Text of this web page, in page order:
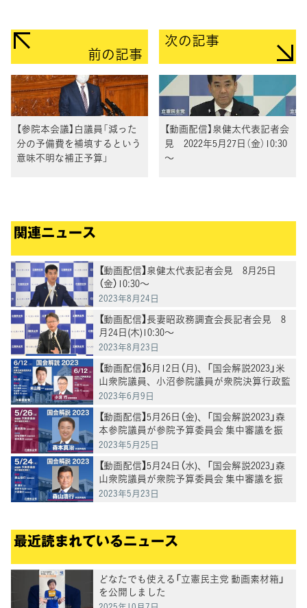
前の記事
【参院本会議】白議員「減った
分の予備費を補填するという
意味不明な補正予算」
次の記事
【動画配信】泉健太代表記者会
見 2022年5月27日（金）10:30
～
関連ニュース
【動画配信】泉健太代表記者会見 8月25日
（金）10:30～
2023年8月24日
【動画配信】長妻昭政務調査会長記者会見 8
月24日(木)10:30～
2023年8月23日
【動画配信】6月12日（月)、「国会解説2023」米
山衆院議員、小沼参院議員が衆院決算行政監
視委員会、参院決算委員会 締めくくり総括
2023年6月9日
【動画配信】5月26日（金)、「国会解説2023」森
本参院議員が参院予算委員会 集中審議を振
り返り解説
2023年5月25日
【動画配信】5月24日（水)、「国会解説2023」森
山衆院議員が衆院予算委員会 集中審議を振
り返り解説
2023年5月23日
最近読まれているニュース
どなたでも使える「立憲民主党 動画素材箱」
を公開しました